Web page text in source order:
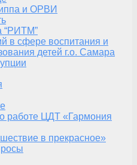
и ОРВИ
“РИТМ”
в сфере воспитания и
детей г.о. Самара
работе ЦДТ «Гармония
в прекрасное»